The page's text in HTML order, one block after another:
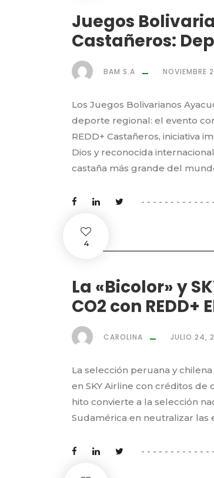
Juegos
Castañeros:
BAM S.A NOVIEMBRE
Los Juegos Bolivarianos
deporte regional: el evento
REDD+ Castañeros, iniciativa
Dios y reconocida
castaña más grande del
4
La «Bicolor» y
CO2 con
CAROLINA JULIO 24,
La selección peruana y
en SKY Airline con créditos
hito convierte a la selección
Sudamérica en neutralizar las